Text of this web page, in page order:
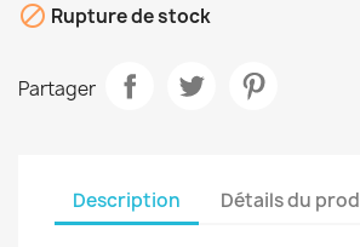
 Rupture de stock
Partager
Description Détails du